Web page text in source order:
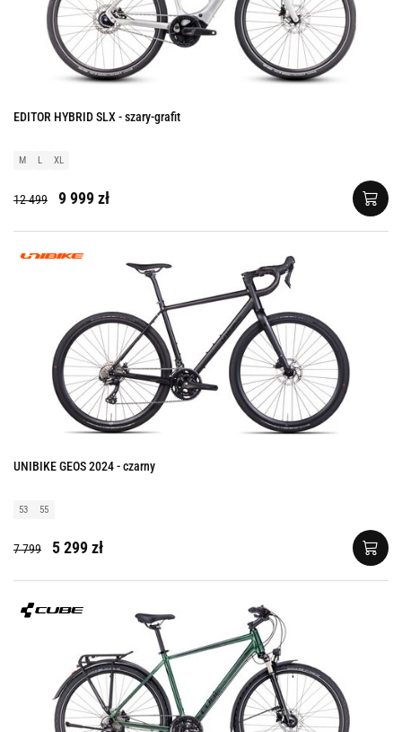
EDITOR HYBRID SLX - szary-grafit
M L XL
12 499 9 999 zł
UNIBIKE GEOS 2024 - czarny
53 55
7 799 5 299 zł